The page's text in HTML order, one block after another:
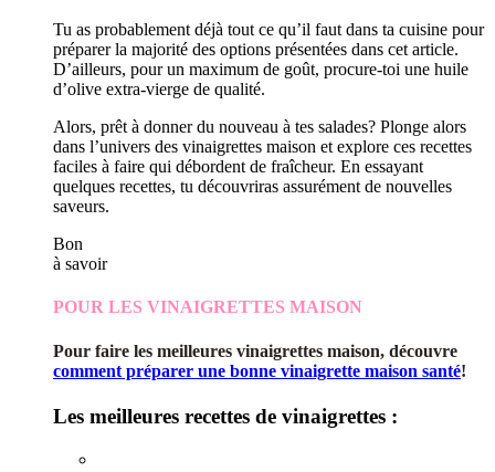
Tu as probablement déjà tout ce qu’il faut dans ta cuisine pour
préparer la majorité des options présentées dans cet article.
D’ailleurs, pour un maximum de goût, procure-toi une huile
d’olive extra-vierge de qualité.
Alors, prêt à donner du nouveau à tes salades? Plonge alors
dans l’univers des vinaigrettes maison et explore ces recettes
faciles à faire qui débordent de fraîcheur. En essayant
quelques recettes, tu découvriras assurément de nouvelles
saveurs.
Bon
à savoir
POUR LES VINAIGRETTES MAISON
Pour faire les meilleures vinaigrettes maison, découvre
comment préparer une bonne vinaigrette maison santé!
Les meilleures recettes de vinaigrettes :